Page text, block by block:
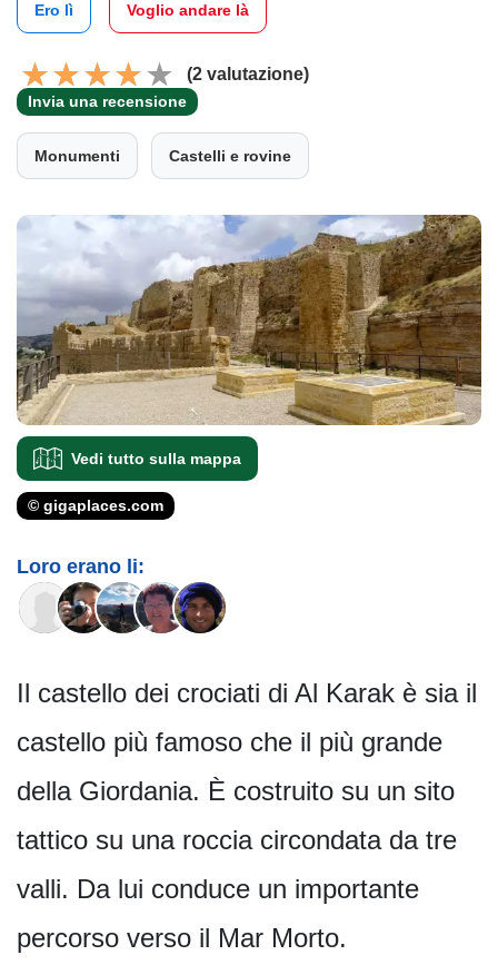
Ero lì Voglio andare là
(2 valutazione)
Invia una recensione
Monumenti Castelli e rovine
Vedi tutto sulla mappa
© gigaplaces.com
Loro erano li:
Il castello dei crociati di Al Karak è sia il
castello più famoso che il più grande
della Giordania. È costruito su un sito
tattico su una roccia circondata da tre
valli. Da lui conduce un importante
percorso verso il Mar Morto.